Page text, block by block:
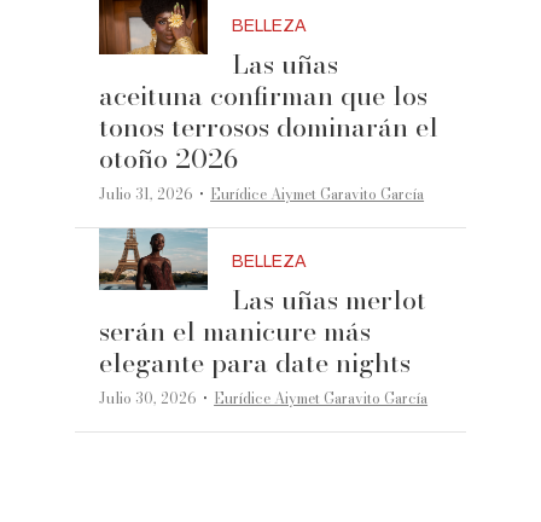
BELLEZA
Las uñas
aceituna confirman que los
tonos terrosos dominarán el
otoño 2026
Julio 31, 2026 ·Eurídice Aiymet Garavito García
BELLEZA
Las uñas merlot
serán el manicure más
elegante para date nights
Julio 30, 2026 ·Eurídice Aiymet Garavito García